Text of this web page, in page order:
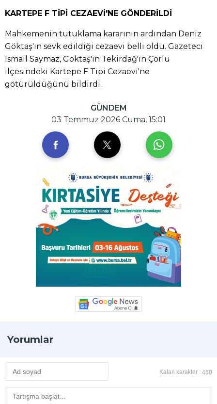
KARTEPE F TİPİ CEZAEVİ'NE GÖNDERİLDİ
Mahkemenin tutuklama kararının ardından Deniz
Göktaş'ın sevk edildiği cezaevi belli oldu. Gazeteci
İsmail Saymaz, Göktaş'ın Tekirdağ'ın Çorlu
ilçesindeki Kartepe F Tipi Cezaevi'ne
götürüldüğünü bildirdi.
GÜNDEM
03 Temmuz 2026 Cuma, 15:01
Yorumlar
Kalan karakter : 450